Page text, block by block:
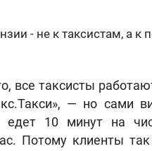
- не к таксистам, а
все таксисты
— но сами
едет 10 минут на
Потому клиенты